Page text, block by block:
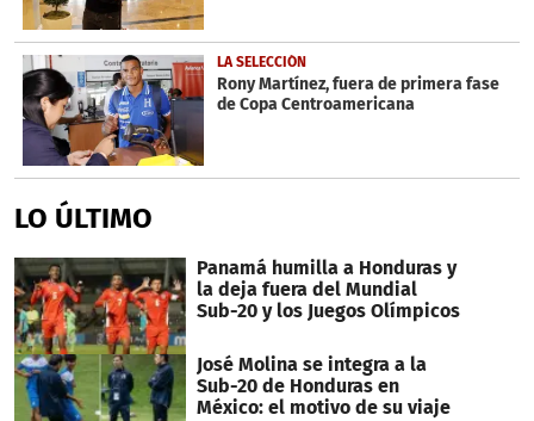
LA SELECCIÓN
Rony Martínez, fuera de primera fase
de Copa Centroamericana
LO ÚLTIMO
Panamá humilla a Honduras y
la deja fuera del Mundial
Sub-20 y los Juegos Olímpicos
José Molina se integra a la
Sub-20 de Honduras en
México: el motivo de su viaje